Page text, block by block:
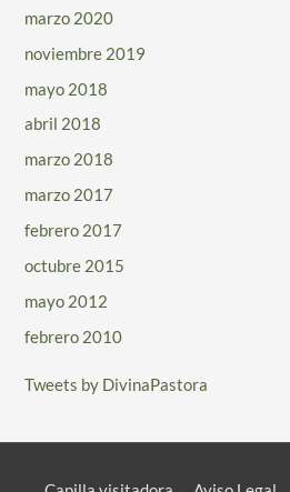
marzo 2020
noviembre 2019
mayo 2018
abril 2018
marzo 2018
marzo 2017
febrero 2017
octubre 2015
mayo 2012
febrero 2010
Tweets by DivinaPastora